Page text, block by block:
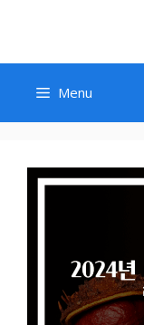
content
Menu